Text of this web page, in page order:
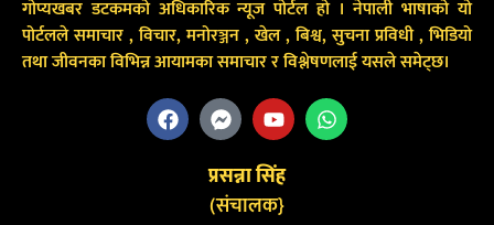
गोप्यखबर डटकमको अधिकारिक न्यूज पोर्टल हो । नेपाली भाषाको यो
पोर्टलले समाचार , विचार, मनोरञ्जन , खेल , बिश्व, सुचना प्रविधी , भिडियो
तथा जीवनका विभिन्न आयामका समाचार र विश्लेषणलाई यसले समेट्छ।
प्रसन्ना सिंह
(संचालक}